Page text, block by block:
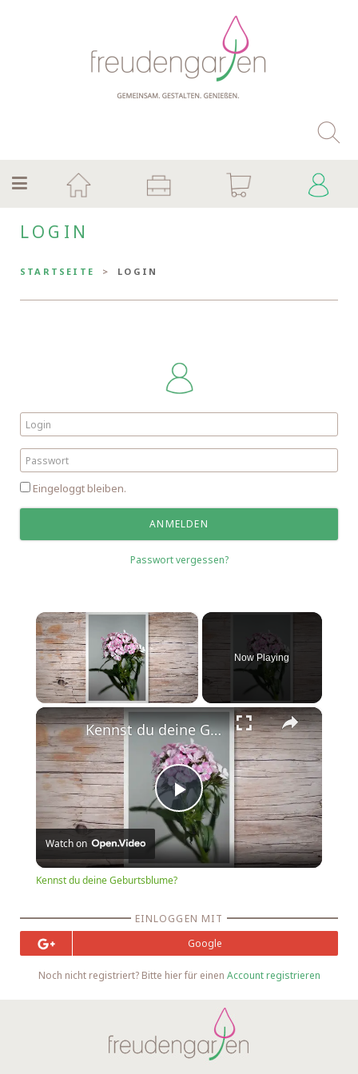
LOGIN
STARTSEITE LOGIN
Eingeloggt bleiben.
Passwort vergessen?
×
Now Playing
×
Play
Video
Kennst du deine Geburtsblume?
Watch on
Kennst du deine Geburtsblume?
EINLOGGEN MIT
Google
Noch nicht registriert? Bitte hier für einen Account registrieren